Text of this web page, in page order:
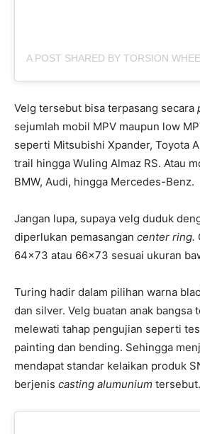
Velg tersebut bisa terpasang secara
sejumlah mobil MPV maupun low
seperti Mitsubishi Xpander, Toyota
trail hingga Wuling Almaz RS. Atau
BMW, Audi, hingga Mercedes-Benz.
Jangan lupa, supaya velg duduk
diperlukan pemasangan center ring.
64×73 atau 66×73 sesuai ukuran
Turing hadir dalam pilihan warna
dan silver. Velg buatan anak bangsa
melewati tahap pengujian seperti
painting dan bending. Sehingga
mendapat standar kelaikan produk
berjenis casting alumunium tersebut.